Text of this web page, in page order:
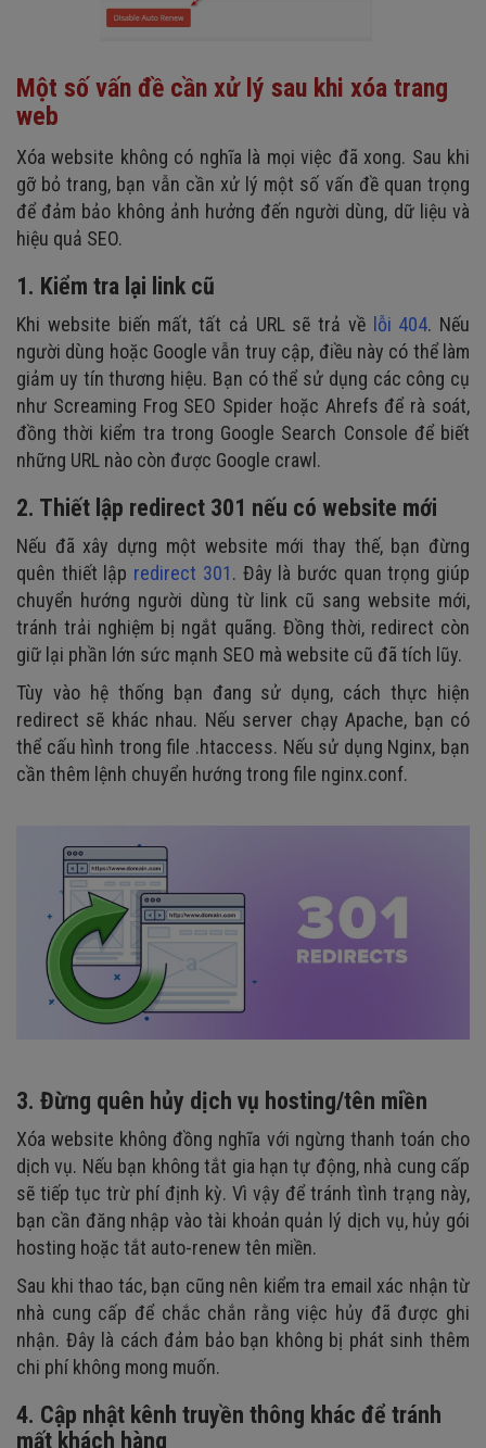
Một số vấn đề cần xử lý sau khi xóa trang
web
Xóa website không có nghĩa là mọi việc đã xong. Sau khi
gỡ bỏ trang, bạn vẫn cần xử lý một số vấn đề quan trọng
để đảm bảo không ảnh hưởng đến người dùng, dữ liệu và
hiệu quả SEO.
1. Kiểm tra lại link cũ
Khi website biến mất, tất cả URL sẽ trả về lỗi 404. Nếu
người dùng hoặc Google vẫn truy cập, điều này có thể làm
giảm uy tín thương hiệu. Bạn có thể sử dụng các công cụ
như Screaming Frog SEO Spider hoặc Ahrefs để rà soát,
đồng thời kiểm tra trong Google Search Console để biết
những URL nào còn được Google crawl.
2. Thiết lập redirect 301 nếu có website mới
Nếu đã xây dựng một website mới thay thế, bạn đừng
quên thiết lập redirect 301. Đây là bước quan trọng giúp
chuyển hướng người dùng từ link cũ sang website mới,
tránh trải nghiệm bị ngắt quãng. Đồng thời, redirect còn
giữ lại phần lớn sức mạnh SEO mà website cũ đã tích lũy.
Tùy vào hệ thống bạn đang sử dụng, cách thực hiện
redirect sẽ khác nhau. Nếu server chạy Apache, bạn có
thể cấu hình trong file .htaccess. Nếu sử dụng Nginx, bạn
cần thêm lệnh chuyển hướng trong file nginx.conf.
3. Đừng quên hủy dịch vụ hosting/tên miền
Xóa website không đồng nghĩa với ngừng thanh toán cho
dịch vụ. Nếu bạn không tắt gia hạn tự động, nhà cung cấp
sẽ tiếp tục trừ phí định kỳ. Vì vậy để tránh tình trạng này,
bạn cần đăng nhập vào tài khoản quản lý dịch vụ, hủy gói
hosting hoặc tắt auto-renew tên miền.
Sau khi thao tác, bạn cũng nên kiểm tra email xác nhận từ
nhà cung cấp để chắc chắn rằng việc hủy đã được ghi
nhận. Đây là cách đảm bảo bạn không bị phát sinh thêm
chi phí không mong muốn.
4. Cập nhật kênh truyền thông khác để tránh
mất khách hàng